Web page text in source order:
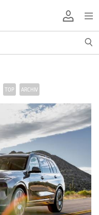
TOP ARCHIV